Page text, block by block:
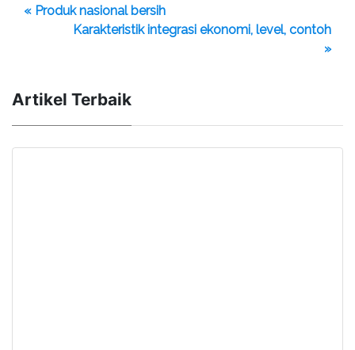
« Produk nasional bersih
Karakteristik integrasi ekonomi, level, contoh
»
Artikel Terbaik